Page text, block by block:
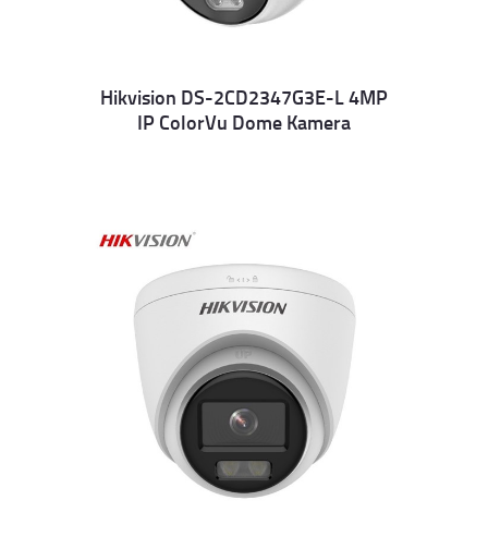
Details
Hikvision DS-2CD2347G3E-L 4MP
IP ColorVu Dome Kamera